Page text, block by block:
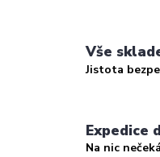
Vše
Jistota
Expedice
Na nic